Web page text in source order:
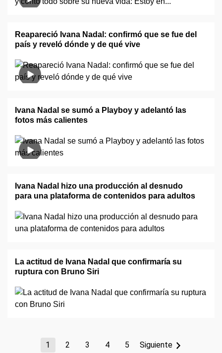
Reapareció Ivana Nadal: confirmó que se fue del
país y reveló dónde y de qué vive
Ivana Nadal se sumó a Playboy y adelantó las
fotos más calientes
Ivana Nadal hizo una producción al desnudo
para una plataforma de contenidos para adultos
La actitud de Ivana Nadal que confirmaría su
ruptura con Bruno Siri
1 2 3 4 5 Siguiente